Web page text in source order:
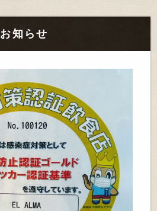
お知らせ